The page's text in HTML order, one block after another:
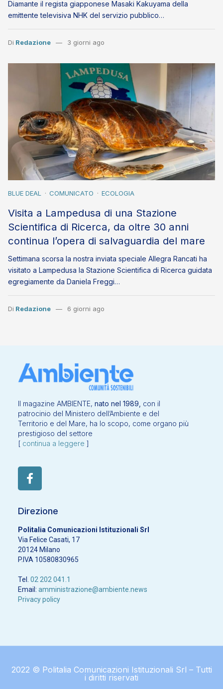
Diamante il regista giapponese Masaki Kakuyama della
emittente televisiva NHK del servizio pubblico…
Di Redazione 3 giorni ago
BLUE DEAL COMUNICATO ECOLOGIA
Visita a Lampedusa di una Stazione
Scientifica di Ricerca, da oltre 30 anni
continua l’opera di salvaguardia del mare
Settimana scorsa la nostra inviata speciale Allegra Rancati ha
visitato a Lampedusa la Stazione Scientifica di Ricerca guidata
egregiamente da Daniela Freggi…
Di Redazione 6 giorni ago
Il magazine AMBIENTE, nato nel 1989, con il
patrocinio del Ministero dell’Ambiente e del
Territorio e del Mare, ha lo scopo, come organo più
prestigioso del settore
[ continua a leggere ]
Direzione
Politalia Comunicazioni Istituzionali Srl
Via Felice Casati, 17
20124 Milano
P.IVA 10580830965
Tel. 02 202 041.1
Email: amministrazione@ambiente.news
Privacy policy
2022 © Politalia Comunicazioni Istituzionali Srl – Tutti
i diritti riservati